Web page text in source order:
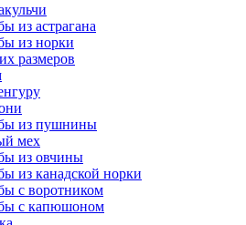
из астрагана
из норки
размеров
из пушнины
мех
из овчины
из канадской норки
с воротником
с капюшоном